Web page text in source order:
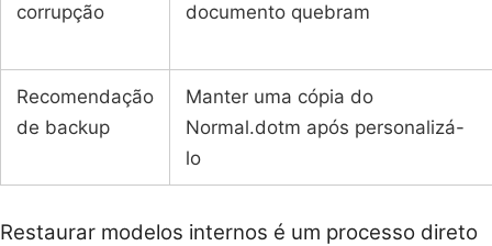
corrupção
documento quebram
Recomendação
de backup
Manter uma cópia do
Normal.dotm após personalizá-
lo
Restaurar modelos internos é um processo direto